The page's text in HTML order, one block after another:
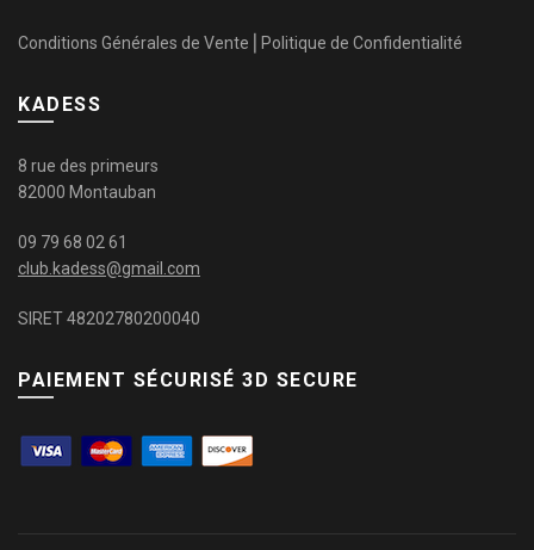
Conditions Générales de Vente Politique de Confidentialité
KADESS
8 rue des primeurs
82000 Montauban
09 79 68 02 61
club.kadess@gmail.com
SIRET 48202780200040
PAIEMENT SÉCURISÉ 3D SECURE